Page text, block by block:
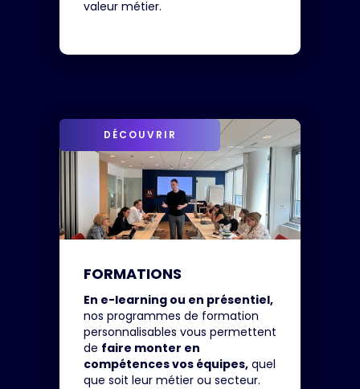
valeur métier.
DÉCOUVRIR
FORMATIONS
En e-learning ou en présentiel,
nos programmes de formation
personnalisables vous permettent
de faire monter en
compétences vos équipes, quel
que soit leur métier ou secteur.